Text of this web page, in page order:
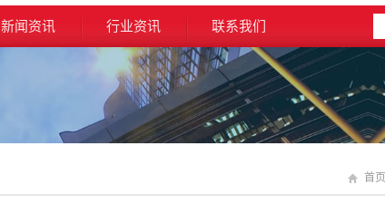
新闻资讯 行业资讯 联系我们
首页